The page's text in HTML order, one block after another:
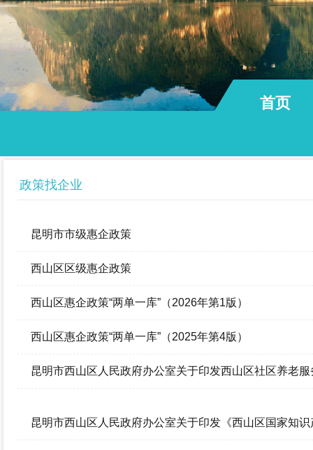
首页
政策找企业
昆明市市级惠企政策
西山区区级惠企政策
西山区惠企政策“两单一库”（2026年第1版）
西山区惠企政策“两单一库”（2025年第4版）
昆明市西山区人民政府办公室关于印发西山区社区养老
昆明市西山区人民政府办公室关于印发《西山区国家知